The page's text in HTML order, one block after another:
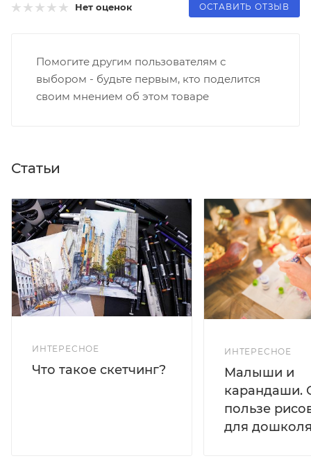
Нет оценок ОСТАВИТЬ ОТЗЫВ
Помогите другим пользователям с
выбором - будьте первым, кто поделится
своим мнением об этом товаре
Статьи
ИНТЕРЕСНОЕ
Что такое скетчинг?
ИНТЕРЕСНОЕ
Малыши и
карандаши.
пользе
для